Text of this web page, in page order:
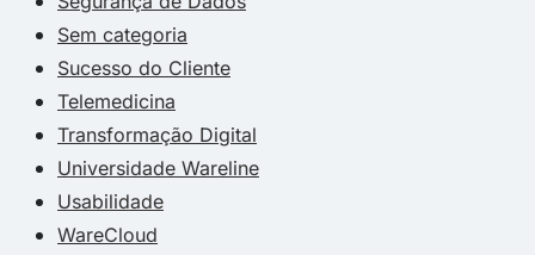
Sem categoria
Sucesso do Cliente
Telemedicina
Transformação Digital
Universidade Wareline
Usabilidade
WareCloud